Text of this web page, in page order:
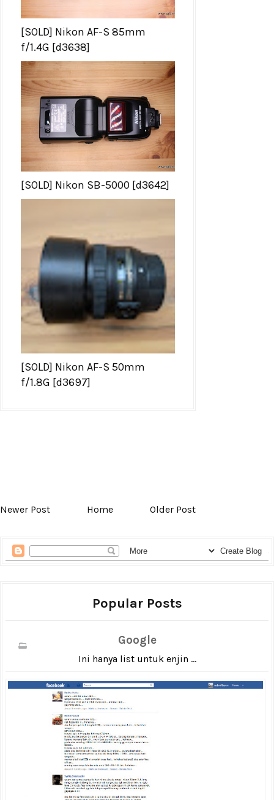
[SOLD] Nikon AF-S 85mm
f/1.4G [d3638]
[SOLD] Nikon SB-5000 [d3642]
[SOLD] Nikon AF-S 50mm
f/1.8G [d3697]
Newer Post Home Older Post
Popular Posts
Google
Ini hanya list untuk enjin ...